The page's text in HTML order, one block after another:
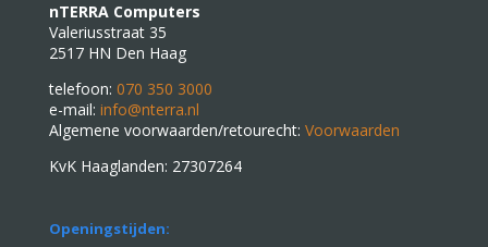
nTERRA Computers
Valeriusstraat 35
2517 HN Den Haag
telefoon: 070 350 3000
e-mail: info@nterra.nl
Algemene voorwaarden/retourecht: Voorwaarden
KvK Haaglanden: 27307264
Openingstijden: